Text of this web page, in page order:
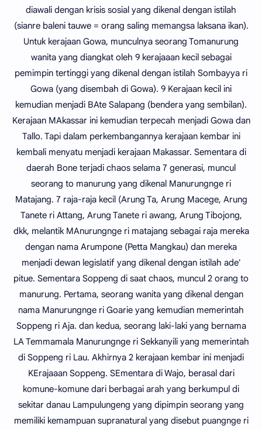
diawali dengan krisis sosial yang dikenal dengan istilah
(sianre baleni tauwe = orang saling memangsa laksana ikan).
Untuk kerajaan Gowa, munculnya seorang Tomanurung
wanita yang diangkat oleh 9 kerajaaan kecil sebagai
pemimpin tertinggi yang dikenal dengan istilah Sombayya ri
Gowa (yang disembah di Gowa). 9 Kerajaan kecil ini
kemudian menjadi BAte Salapang (bendera yang sembilan).
Kerajaan MAkassar ini kemudian terpecah menjadi Gowa dan
Tallo. Tapi dalam perkembangannya kerajaan kembar ini
kembali menyatu menjadi kerajaan Makassar. Sementara di
daerah Bone terjadi chaos selama 7 generasi, muncul
seorang to manurung yang dikenal Manurungnge ri
Matajang. 7 raja-raja kecil (Arung Ta, Arung Macege, Arung
Tanete ri Attang, Arung Tanete ri awang, Arung Tibojong,
dkk, melantik MAnurungnge ri matajang sebagai raja mereka
dengan nama Arumpone (Petta Mangkau) dan mereka
menjadi dewan legislatif yang dikenal dengan istilah ade'
pitue. Sementara Soppeng di saat chaos, muncul 2 orang to
manurung. Pertama, seorang wanita yang dikenal dengan
nama Manurungnge ri Goarie yang kemudian memerintah
Soppeng ri Aja. dan kedua, seorang laki-laki yang bernama
LA Temmamala Manurungnge ri Sekkanyili yang memerintah
di Soppeng ri Lau. Akhirnya 2 kerajaan kembar ini menjadi
KErajaaan Soppeng. SEmentara di Wajo, berasal dari
komune-komune dari berbagai arah yang berkumpul di
sekitar danau Lampulungeng yang dipimpin seorang yang
memiliki kemampuan supranatural yang disebut puangnge ri